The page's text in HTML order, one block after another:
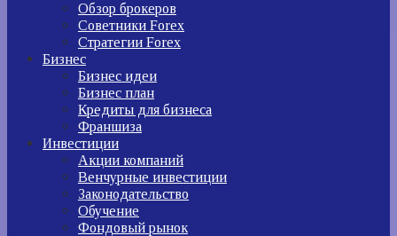
Обзор брокеров
Советники Forex
Стратегии Forex
Бизнес
Бизнес идеи
Бизнес план
Кредиты для бизнеса
Франшиза
Инвестиции
Акции компаний
Венчурные инвестиции
Законодательство
Обучение
Фондовый рынок